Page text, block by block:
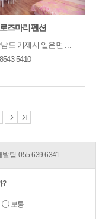
즈마리펜션
경상남도 거제시 일운면 망치2길 8-1
5410
발팀055-639-6341
?
보통